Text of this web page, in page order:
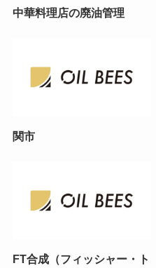
中華料理店の廃油管理
関市
FT合成（フィッシャー・ト